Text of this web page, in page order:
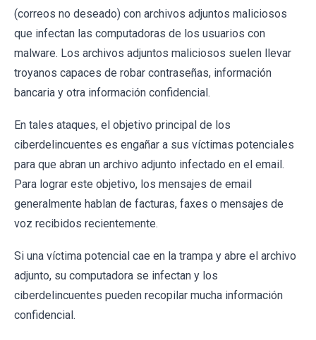
(correos no deseado) con archivos adjuntos maliciosos
que infectan las computadoras de los usuarios con
malware. Los archivos adjuntos maliciosos suelen llevar
troyanos capaces de robar contraseñas, información
bancaria y otra información confidencial.
En tales ataques, el objetivo principal de los
ciberdelincuentes es engañar a sus víctimas potenciales
para que abran un archivo adjunto infectado en el email.
Para lograr este objetivo, los mensajes de email
generalmente hablan de facturas, faxes o mensajes de
voz recibidos recientemente.
Si una víctima potencial cae en la trampa y abre el archivo
adjunto, su computadora se infectan y los
ciberdelincuentes pueden recopilar mucha información
confidencial.